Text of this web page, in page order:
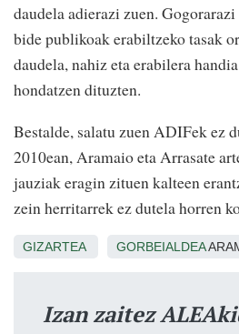
daudela adierazi zuen.
bide publikoak erabiltzeko tasak
daudela, nahiz eta erabilera
hondatzen dituzten.
Bestalde, salatu zuen ADIFek ez
2010ean, Aramaio eta Arrasate
jauziak eragin zituen kalteen
zein herritarrek ez dutela horren
GIZARTEA GORBEIALDEA
Izan zaitez